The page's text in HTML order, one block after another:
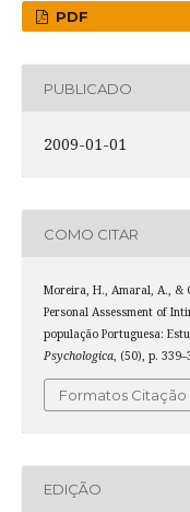
PDF
PUBLICADO
2009-01-01
COMO CITAR
Moreira, H., Amaral, A., &
Personal Assessment of
população Portuguesa:
Psychologica, (50), p.
Formatos Citação
EDIÇÃO